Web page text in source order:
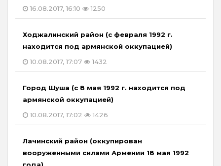
16.08.2017, 16:10
1250
Ходжалинский район (с февраля 1992 г.
находится под армянской оккупацией)
10.08.2017, 17:07
1432
Город Шуша (с 8 мая 1992 г. находится под
армянской оккупацией)
10.08.2017, 17:02
1426
Лачинский район (оккупирован
вооруженными силами Армении 18 мая 1992